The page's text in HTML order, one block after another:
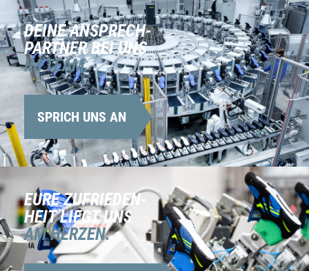
DEINE ANSPRECH-
PARTNER BEI UNS
IM TEAM.
SPRICH UNS AN
EURE ZUFRIEDEN-
HEIT LIEGT UNS
AM HERZEN.